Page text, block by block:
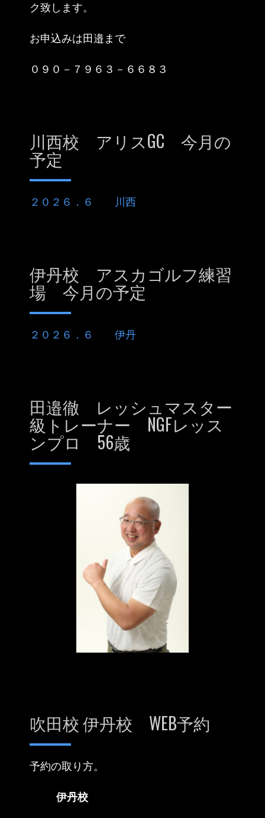
ク致します。
お申込みは田邉まで
０９０－７９６３－６６８３
川西校 アリスGC 今月の
予定
２０２６．６ 川西
伊丹校 アスカゴルフ練習
場 今月の予定
２０２６．６ 伊丹
田邉徹 レッシュマスター
級トレーナー NGFレッス
ンプロ 56歳
吹田校 伊丹校 WEB予約
予約の取り方。
伊丹校